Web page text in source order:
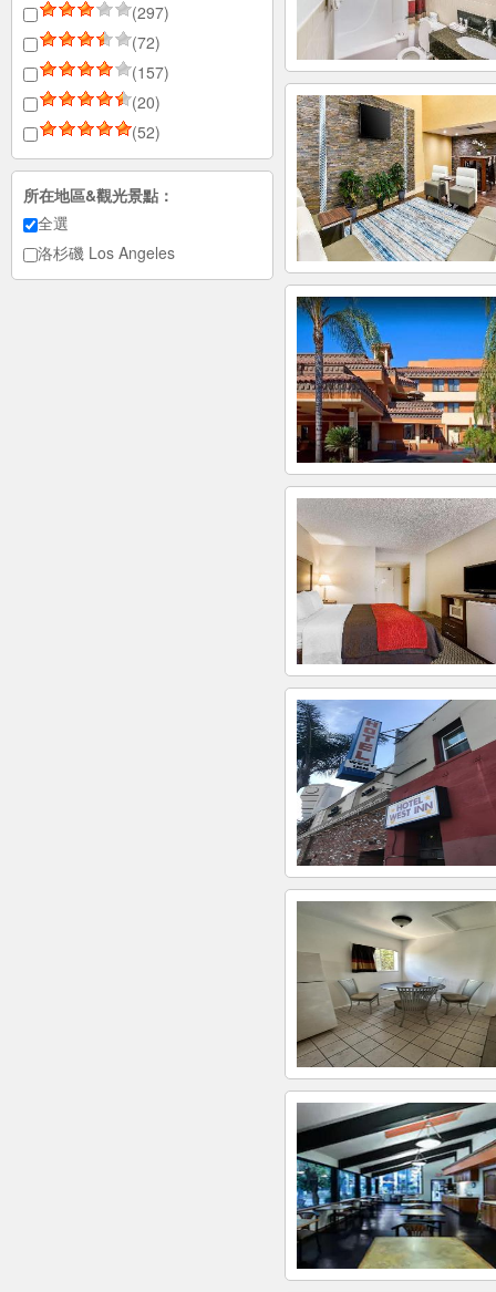
(297)
(72)
(157)
(20)
(52)
所在地區&觀光景點：
全選
洛杉磯 Los Angeles